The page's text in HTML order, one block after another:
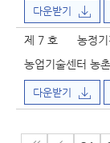
다운받기
제 7 호
농정
농업기술센터 농
다운받기